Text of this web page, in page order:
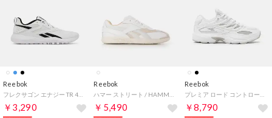
Reebok
￥3,290
Reebok
￥5,490
Reebok
￥8,790